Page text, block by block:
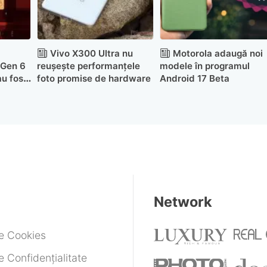
6
fost
Vivo X300 Ultra nu
reușește performanțele
foto promise de hardware
Motorola adaugă noi
modele în programul
Android 17 Beta
Cookies
Confidențialitate
Network